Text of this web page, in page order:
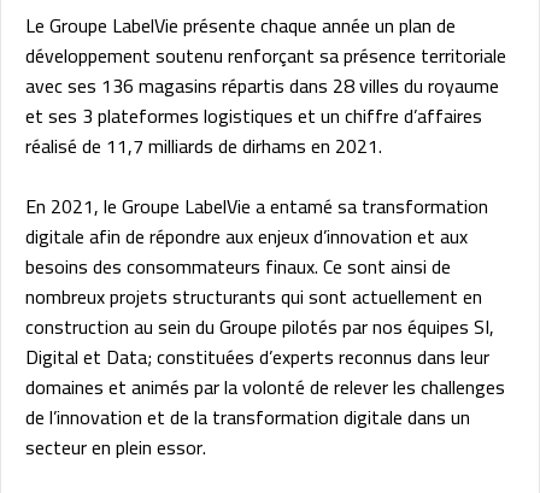
Le Groupe LabelVie présente chaque année un plan de
développement soutenu renforçant sa présence territoriale
avec ses 136 magasins répartis dans 28 villes du royaume
et ses 3 plateformes logistiques et un chiffre d’affaires
réalisé de 11,7 milliards de dirhams en 2021.
En 2021, le Groupe LabelVie a entamé sa transformation
digitale afin de répondre aux enjeux d’innovation et aux
besoins des consommateurs finaux. Ce sont ainsi de
nombreux projets structurants qui sont actuellement en
construction au sein du Groupe pilotés par nos équipes SI,
Digital et Data; constituées d’experts reconnus dans leur
domaines et animés par la volonté de relever les challenges
de l’innovation et de la transformation digitale dans un
secteur en plein essor.